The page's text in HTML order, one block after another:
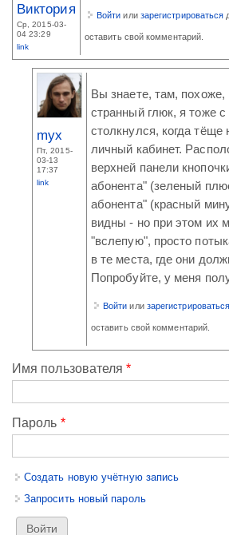
Виктория
Ср, 2015-03-
04 23:29
link
Войти или зарегистрироваться
оставить свой комментарий.
myx
Пт, 2015-
03-13
17:37
link
Вы знаете, там, похоже,
странный глюк, я тоже
столкнулся, когда тёще
личный кабинет.
верхней панели
абонента" (зеленый
абонента" (красный
видны - но при этом их
"вслепую", просто
в те места, где они
Попробуйте, у меня
Войти или зарегистрироваться
оставить свой комментарий.
Имя пользователя*
Пароль *
Создать новую учётную запись
Запросить новый пароль